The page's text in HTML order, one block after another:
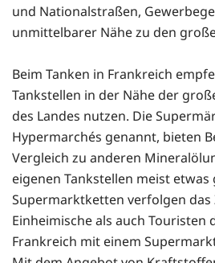
und Nationalstraßen,
unmittelbarer Nähe zu den
Beim Tanken in Frankreich
Tankstellen in der Nähe der
des Landes nutzen. Die
Hypermarchés genannt, bieten
Vergleich zu anderen
eigenen Tankstellen meist
Supermarktketten verfolgen das
Einheimische als auch Touristen
Frankreich mit einem